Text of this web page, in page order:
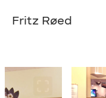
Fritz Røed